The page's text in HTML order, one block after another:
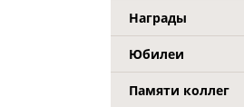
Награды
Юбилеи
Памяти коллег